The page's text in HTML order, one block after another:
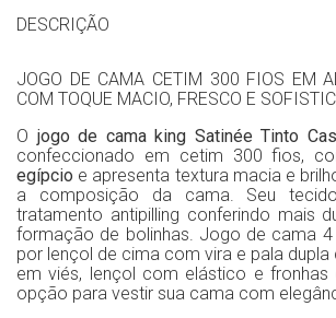
DESCRIÇÃO
JOGO DE CAMA CETIM 300 FIOS EM
COM TOQUE MACIO, FRESCO E
O jogo de cama king Satinée Tinto
confeccionado em cetim 300 fios,
egípcio e apresenta textura macia e
a composição da cama. Seu
tratamento antipilling conferindo mais
formação de bolinhas. Jogo de cama
por lençol de cima com vira e pala
em viés, lençol com elástico e fronhas
opção para vestir sua cama com